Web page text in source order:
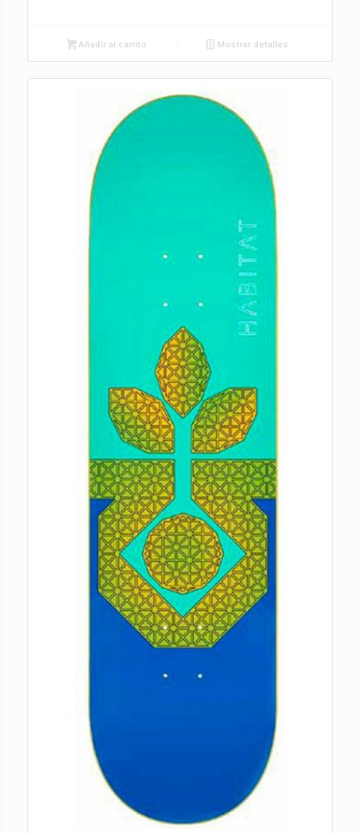
Añadir al carrito Mostrar detalles